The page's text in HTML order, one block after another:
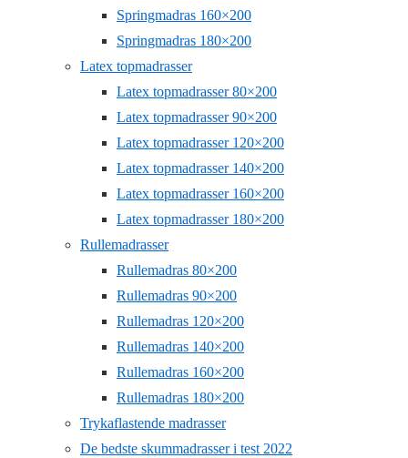
Springmadras 160×200
Springmadras 180×200
Latex topmadrasser
Latex topmadrasser 80×200
Latex topmadrasser 90×200
Latex topmadrasser 120×200
Latex topmadrasser 140×200
Latex topmadrasser 160×200
Latex topmadrasser 180×200
Rullemadrasser
Rullemadras 80×200
Rullemadras 90×200
Rullemadras 120×200
Rullemadras 140×200
Rullemadras 160×200
Rullemadras 180×200
Trykaflastende madrasser
De bedste skummadrasser i test 2022